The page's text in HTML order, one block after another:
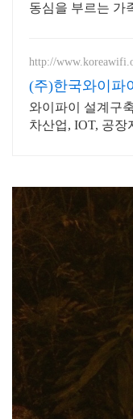
동심을 부르는 가
품 풀 세트 제공,
http://
(주)한국와이파
문설치
와이파이 설계구
차산업, IOT, 공장